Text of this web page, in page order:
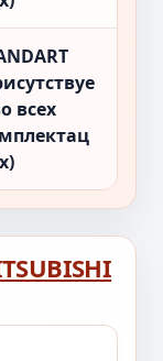
всех